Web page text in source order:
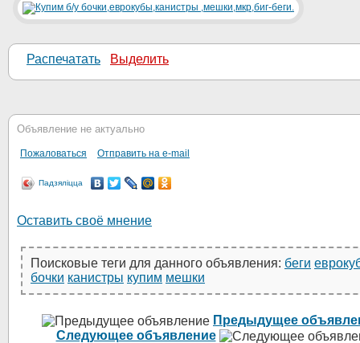
Распечатать Выделить
Объявление не актуально
Пожаловаться Отправить на e-mail
Падзяліцца
Оставить своё мнение
Поисковые теги для данного объявления: беги
бочки канистры купим мешки
Предыдущее
Следующее объявление